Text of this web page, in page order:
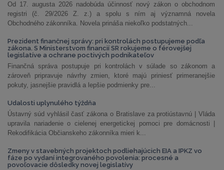
Od 17. augusta 2026 nadobúda účinnosť nový zákon o obchodnom
registri (č. 29/2026 Z. z.) a spolu s ním aj významná novela
Obchodného zákonníka. Novela prináša niekoľko podstatných...
Prezident finančnej správy: pri kontrolách postupujeme podľa
zákona. S Ministerstvom financií SR rokujeme o férovejšej
legislatíve a ochrane poctivých podnikateľov
Finančná správa postupuje pri kontrolách v súlade so zákonom a
zároveň pripravuje návrhy zmien, ktoré majú priniesť primeranejšie
pokuty, jasnejšie pravidlá a lepšie podmienky pre...
Udalosti uplynulého týždňa
Ústavný súd vyhlásil časť zákona o Bratislave za protiústavnú | Vláda
upravila nariadenie o cielenej energetickej pomoci pre domácnosti |
Rekodifikácia Občianskeho zákonníka mieri k...
Zmeny v stavebných projektoch podliehajúcich EIA a IPKZ vo
fáze po vydaní integrovaného povolenia: procesné a
povoľovacie dôsledky novej legislatívy